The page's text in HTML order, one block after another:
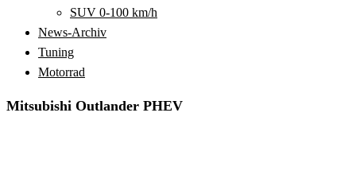
SUV 0-100 km/h
News-Archiv
Tuning
Motorrad
Mitsubishi Outlander PHEV